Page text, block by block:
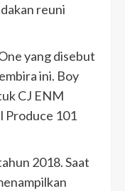
reuni
yang disebut
ini. Boy
CJ ENM
Produce 101
2018. Saat